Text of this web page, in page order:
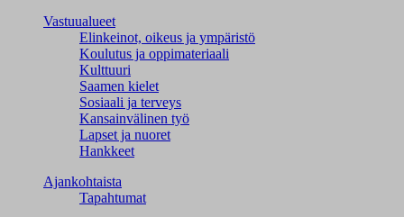
Vastuualueet
Elinkeinot, oikeus ja ympäristö
Koulutus ja oppimateriaali
Kulttuuri
Saamen kielet
Sosiaali ja terveys
Kansainvälinen työ
Lapset ja nuoret
Hankkeet
Ajankohtaista
Tapahtumat